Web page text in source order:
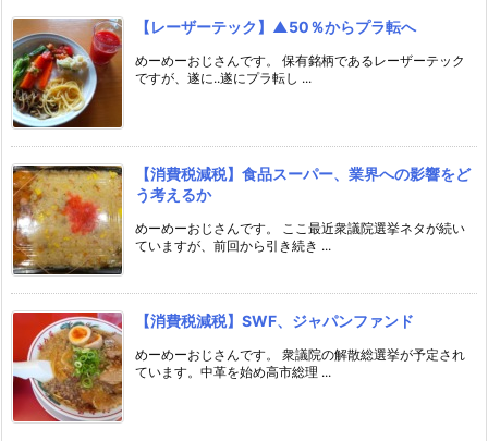
【レーザーテック】▲50％からプラ転へ
めーめーおじさんです。 保有銘柄であるレーザーテック
ですが、遂に..遂にプラ転し ...
【消費税減税】食品スーパー、業界への影響をど
う考えるか
めーめーおじさんです。 ここ最近衆議院選挙ネタが続い
ていますが、前回から引き続き ...
【消費税減税】SWF、ジャパンファンド
めーめーおじさんです。 衆議院の解散総選挙が予定され
ています。中革を始め高市総理 ...